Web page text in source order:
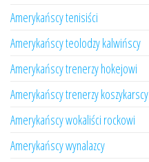
Amerykańscy tenisiści
Amerykańscy teolodzy kalwińscy
Amerykańscy trenerzy hokejowi
Amerykańscy trenerzy koszykarscy
Amerykańscy wokaliści rockowi
Amerykańscy wynalazcy